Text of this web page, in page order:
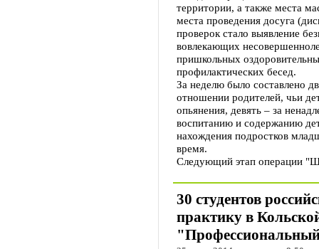
территории, а также места
места проведения досуга
проверок стало выявление
вовлекающих
пришкольных
профилактических бесед.
За неделю было составлено
отношении родителей, чьи
опьянения, девять – за
воспитанию и содержанию
нахождения подростков
время.
Следующий этап операции
30 студентов
практику в